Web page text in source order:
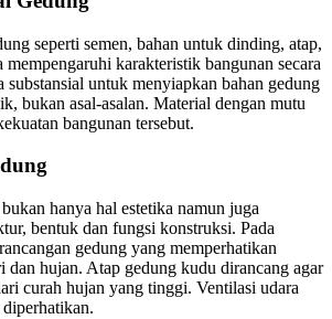
seperti semen, bahan untuk dinding, atap,
karakteristik bangunan secara
substansial untuk menyiapkan bahan gedung
bukan asal-asalan. Material dengan mutu
bangunan tersebut.
hanya hal estetika namun juga
bentuk dan fungsi konstruksi. Pada
gedung yang memperhatikan
dan hujan. Atap gedung kudu dirancang agar
curah hujan yang tinggi. Ventilasi udara